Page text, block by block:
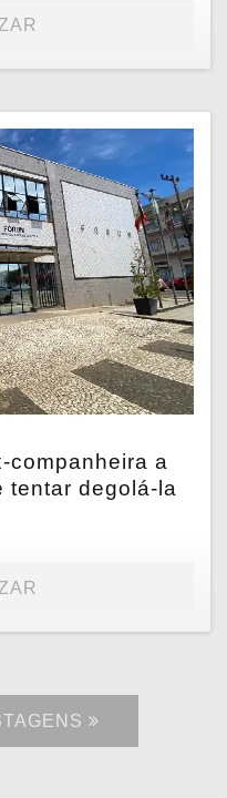
companheira a
tentar degolá-la